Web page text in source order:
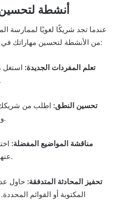
أنشطة لتحسين
عندما تجد شريكًا لغويًا لممارسة
من الأنشطة لتحسين مهاراتك في المحادثة، ومن بين هذه الأنشطة:
• تعلم المفردات الجديدة: استغل
وعبارات جديدة في اللغة الهدف.
• تحسين النطق: اطلب من
وحاول تحسينه بناءً على ملاحظاته.
• مناقشة المواضيع المفضلة:
عنها، واتحدث بها مع شريكك اللغوي.
• تحفيز المحادثة المتدفقة: حاول
المكتوبة أو القوائم